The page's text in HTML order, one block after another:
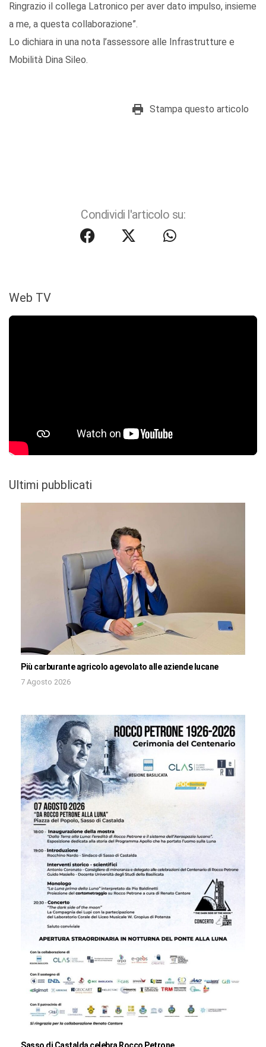
Ringrazio il collega Latronico per aver dato impulso, insieme
a me, a questa collaborazione”.
Lo dichiara in una nota l’assessore alle Infrastrutture e
Mobilità Dina Sileo.
Stampa questo articolo
Condividi l'articolo su:
Web TV
Ultimi pubblicati
Più carburante agricolo agevolato alle aziende lucane
7 Agosto 2026
Sasso di Castalda celebra Rocco Petrone